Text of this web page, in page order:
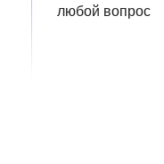
любой вопрос